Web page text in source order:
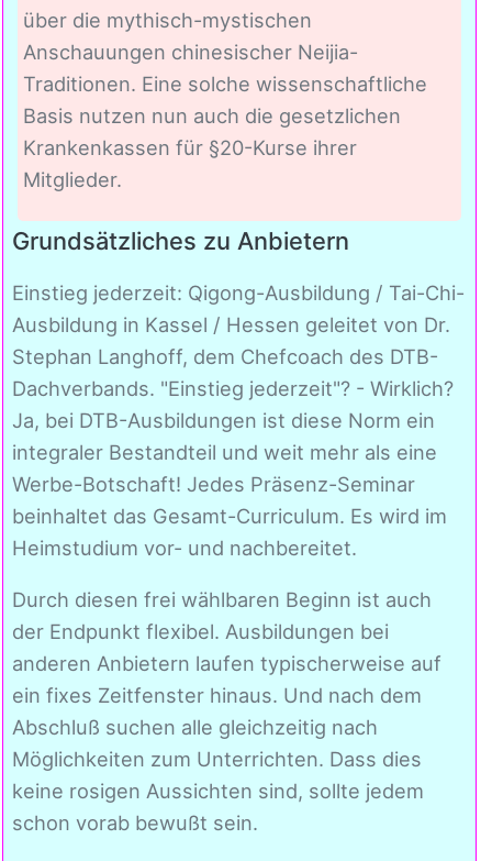
über die mythisch-mystischen
Anschauungen chinesischer Neijia-
Traditionen. Eine solche wissenschaftliche
Basis nutzen nun auch die gesetzlichen
Krankenkassen für §20-Kurse ihrer
Mitglieder.
Grundsätzliches zu Anbietern
Einstieg jederzeit: Qigong-Ausbildung / Tai-Chi-
Ausbildung in Kassel / Hessen geleitet von Dr.
Stephan Langhoff, dem Chefcoach des DTB-
Dachverbands. "Einstieg jederzeit"? - Wirklich?
Ja, bei DTB-Ausbildungen ist diese Norm ein
integraler Bestandteil und weit mehr als eine
Werbe-Botschaft! Jedes Präsenz-Seminar
beinhaltet das Gesamt-Curriculum. Es wird im
Heimstudium vor- und nachbereitet.
Durch diesen frei wählbaren Beginn ist auch
der Endpunkt flexibel. Ausbildungen bei
anderen Anbietern laufen typischerweise auf
ein fixes Zeitfenster hinaus. Und nach dem
Abschluß suchen alle gleichzeitig nach
Möglichkeiten zum Unterrichten. Dass dies
keine rosigen Aussichten sind, sollte jedem
schon vorab bewußt sein.